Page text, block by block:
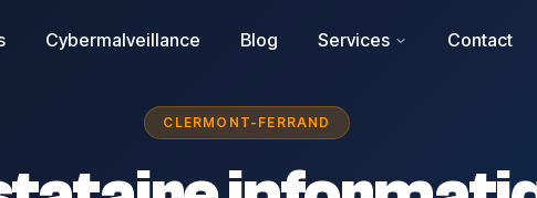
Cybermalveillance Blog Services Contact
CLERMONT-FERRAND